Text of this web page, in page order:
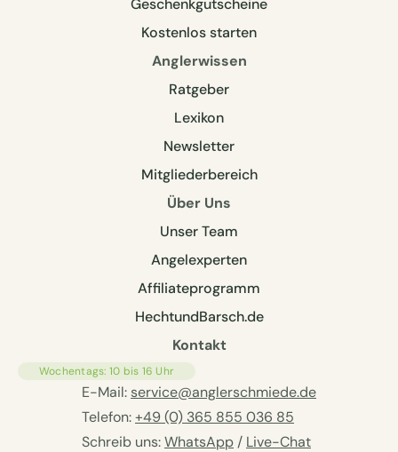
Geschenkgutscheine
Kostenlos starten
Anglerwissen
Ratgeber
Lexikon
Newsletter
Mitgliederbereich
Über Uns
Unser Team
Angelexperten
Affiliateprogramm
HechtundBarsch.de
Kontakt
Wochentags: 10 bis 16 Uhr
E-Mail: service@anglerschmiede.de
Telefon:+49 (0) 365 855 036 85
Schreib uns:WhatsApp / Live-Chat